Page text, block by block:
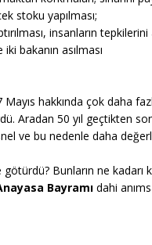
stoku yapılması;
insanların
bakanın asılması
hakkında çok daha
Aradan 50 yıl geçtikten
ve bu nedenle daha değerli
Bunların ne kadarı
Bayramıdahi